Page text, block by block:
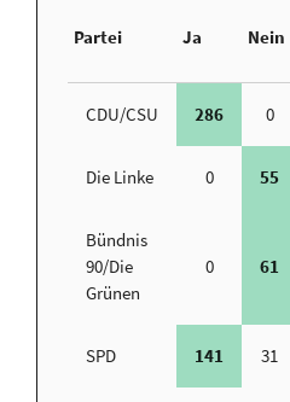
Partei Ja Nein
CDU/CSU 286 0
Die Linke 0 55
Bündnis
90/Die
Grünen
0 61
SPD 141 31